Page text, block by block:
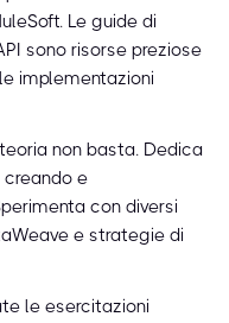
Le guide di
sono risorse preziose
implementazioni
non basta. Dedica
creando e
con diversi
e strategie di
le esercitazioni